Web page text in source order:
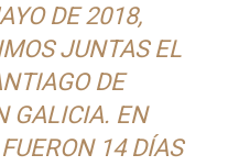
DE 2018,
JUNTAS EL
DE
GALICIA. EN
14 DÍAS